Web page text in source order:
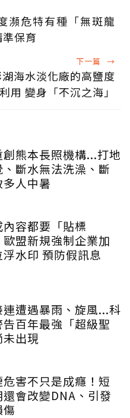
瀕危特有種「無斑龍
保育
下一篇 →
海水淡化廠的高鹽度
用 變身「不沉之海」
熊本長照機構...打地
斷水無法洗澡、斷
人中暑
容都要「貼標
歐盟新規強制企業加
浮水印 預防假訊息
連遭遇暴雨、旋風...科
告百年最強「超級聖
出現
危害不只是成癮！短
會改變DNA、引發